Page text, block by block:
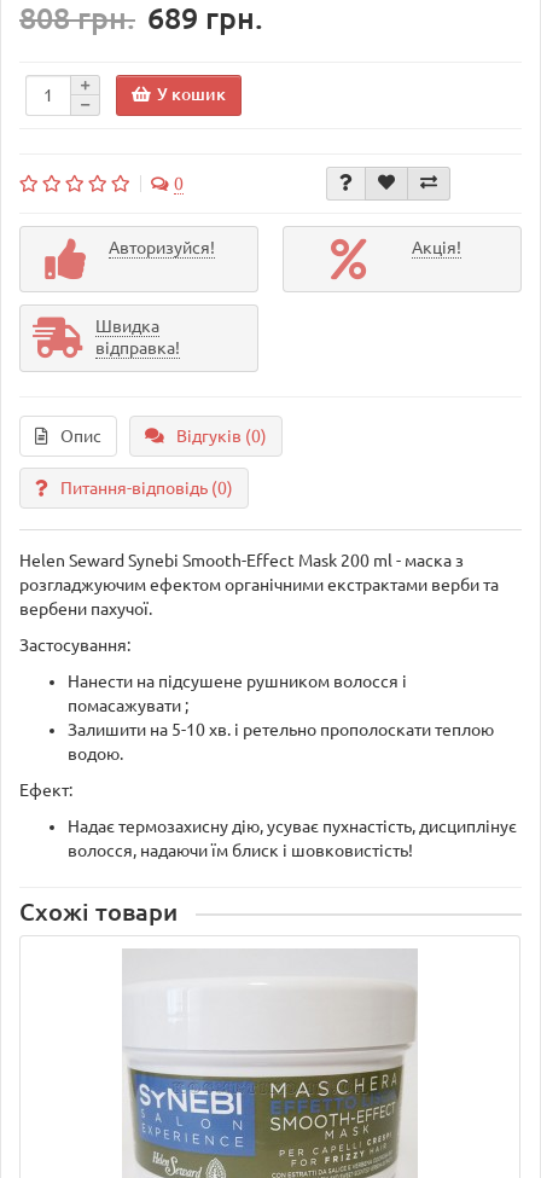
808 грн. 689 грн.
У кошик
0
Авторизуйся! Акція!
Швидка
відправка!
Опис Відгуків (0)
Питання-відповідь (0)
Helen Seward Synebi Smooth-Effect Mask 200 ml - маска з
розгладжуючим ефектом органічними екстрактами верби та
вербени пахучої.
Застосування:
Нанести на підсушене рушником волосся і
помасажувати ;
Залишити на 5-10 хв. і ретельно прополоскати теплою
водою.
Ефект:
Надає термозахисну дію, усуває пухнастість, дисциплінує
волосся, надаючи їм блиск і шовковистість!
Схожі товари